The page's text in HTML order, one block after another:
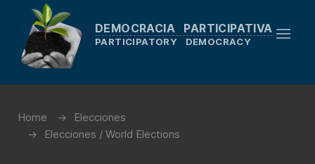
DEMOCRACIA PARTICIPATIVA
PARTICIPATORY DEMOCRACY
Home
Elecciones
Elecciones / World Elections